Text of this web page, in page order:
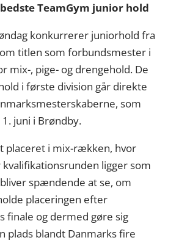
TeamGym junior hold
konkurrerer juniorhold fra
titlen som forbundsmester i
mix-, pige- og drengehold. De
i første division går direkte
som
juni i Brøndby.
placeret i mix-rækken, hvor
ligger som
spændende at se, om
placeringen efter
finale og dermed gøre sig
plads blandt Danmarks fire